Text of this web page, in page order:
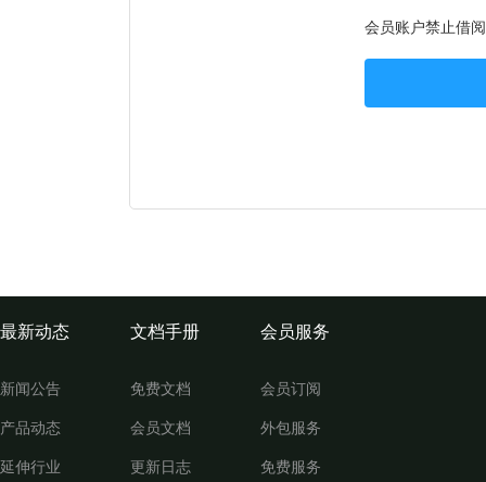
会员账户禁止借
最新动态
新闻公告
产品动态
延伸行业
文档手册
免费文档
会员文档
更新日志
会员服务
会员订阅
外包服务
免费服务